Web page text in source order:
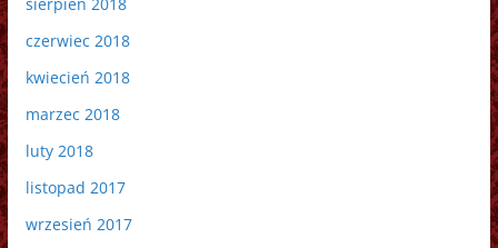
sierpień 2018
czerwiec 2018
kwiecień 2018
marzec 2018
luty 2018
listopad 2017
wrzesień 2017